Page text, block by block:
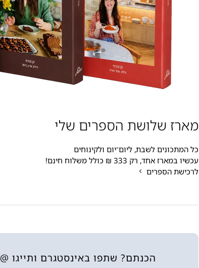
מארז שלושת הספרים שלי
כל המתכונים לשבת, ליום־יום ולקינוחים
עכשיו במארז אחד, רק 333 ₪ כולל משלוח חינם!
לרכישת הספרים
הכנתם? שתפו באינסטגרם ותייגו @heninthekitchen